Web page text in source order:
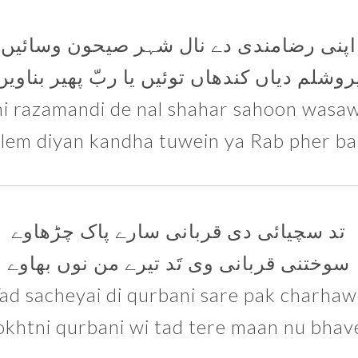
اپنی رضامندی دے نال شہر صیحون وسائیں
دیاں کندھاں توئیں یا ربّ پھیر
razamandi de nal shahar sahoon
diyan kandha tuwein ya Rab pher
تد سچیائی دی قربانی سارے پاک چڑھاوے
سوختنی قربانی وی تَد تیرے من نوں بھاوے
sacheyai di qurbani sare pak
qurbani wi tad tere maan nu